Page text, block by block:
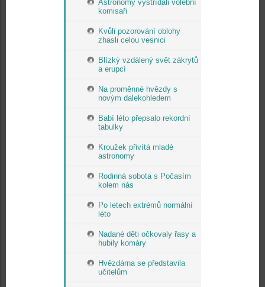
Astronomy vystřídali volební
komisaři
Kvůli pozorování oblohy
zhasli celou vesnici
Blízký vzdálený svět zákrytů
a erupcí
Na proměnné hvězdy s
novým dalekohledem
Babí léto přepsalo rekordní
tabulky
Kroužek přivítá mladé
astronomy
Rodinná sobota s Počasím
kolem nás
Po letech extrémů normální
léto
Nadané děti očkovaly řasy a
hubily komáry
Hvězdárna se představila
učitelům